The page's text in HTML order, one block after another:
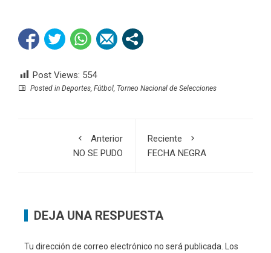
Post Views: 554
Posted in Deportes Fútbol Torneo Nacional de Selecciones
Anterior
NO SE PUDO
Reciente
FECHA NEGRA
DEJA UNA RESPUESTA
Tu dirección de correo electrónico no será publicada.
Los